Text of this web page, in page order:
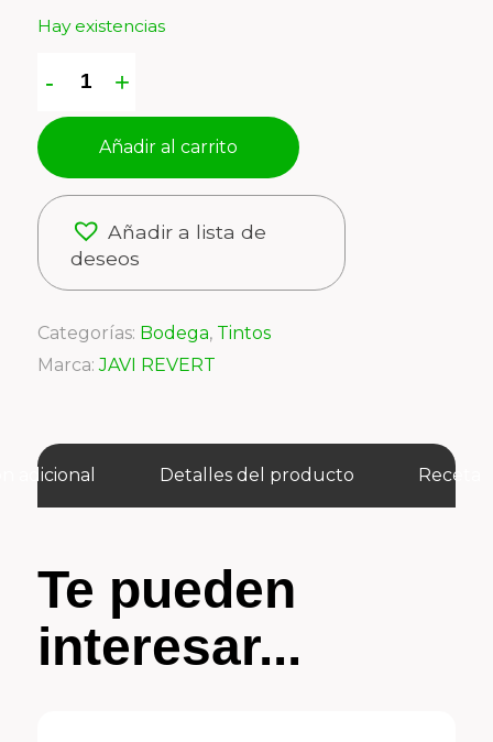
Hay existencias
Añadir al carrito
Añadir a lista de
deseos
Categorías: Bodega, Tintos
Marca:JAVI REVERT
adicional Detalles del producto Receta
Te pueden
interesar...